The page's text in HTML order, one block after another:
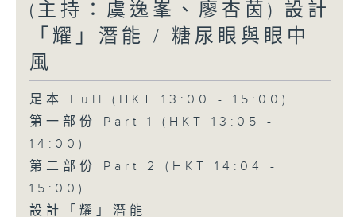
(主持：虞逸峯、廖杏茵) 設計
「耀」潛能 / 糖尿眼與眼中
風
足本 Full (HKT 13:00 - 15:00)
第一部份 Part 1 (HKT 13:05 -
14:00)
第二部份 Part 2 (HKT 14:04 -
15:00)
設計「耀」潛能